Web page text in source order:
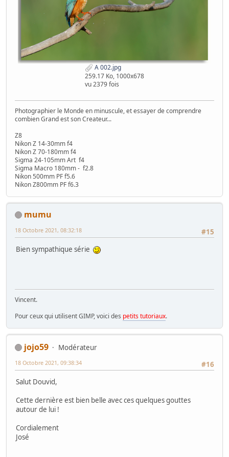
A 002.jpg
259.17 Ko, 1000x678
vu 2379 fois
Photographier le Monde en minuscule, et essayer de comprendre
combien Grand est son Createur...
Z8
Nikon Z 14-30mm f4
Nikon Z 70-180mm f4
Sigma 24-105mm Art f4
Sigma Macro 180mm - f2.8
Nikon 500mm PF f5.6
Nikon Z800mm PF f6.3
mumu
#15
18 Octobre 2021, 08:32:18
Bien sympathique série
Vincent.
Pour ceux qui utilisent GIMP, voici des petits tutoriaux.
jojo59
Modérateur
#16
18 Octobre 2021, 09:38:34
Salut Douvid,
Cette dernière est bien belle avec ces quelques gouttes
autour de lui !
Cordialement
José